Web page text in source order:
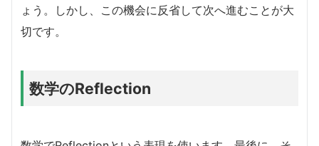
ょう。しかし、この機会に反省して次へ進むことが大
切です。
数学のReflection